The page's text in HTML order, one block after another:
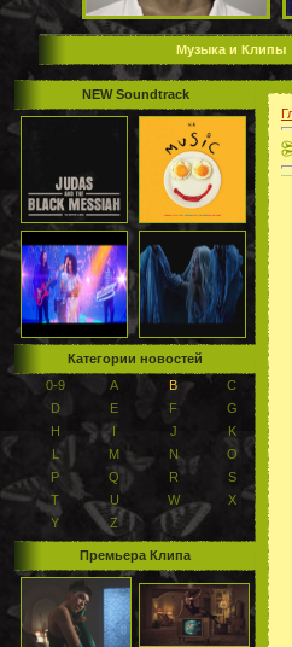
Музыка и Клипы
NEW Soundtrack
Категории новостей
0-9
A B
C
D
E F
G
H
I J
K
L
M N
O
P
Q R
S
T
U W
X
Y
Z
Премьера Клипа